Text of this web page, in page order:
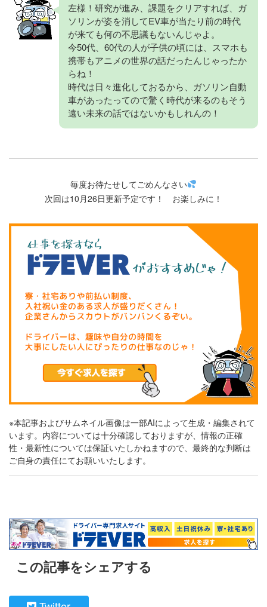
左様！研究が進み、課題をクリアすれば、ガ
ソリンが姿を消してEV車が当たり前の時代
が来ても何の不思議もないんじゃよ。
今50代、60代の人が子供の頃には、スマホも
携帯もアニメの世界の話だったんじゃったか
らね！
時代は日々進化しておるから、ガソリン自動
車があったってので驚く時代が来るのもそう
遠い未来の話ではないかもしれんの！
毎度お待たせしてごめんなさい
次回は10月26日更新予定です！ お楽しみに！
※本記事およびサムネイル画像は一部AIによって生成・編集されて
います。内容については十分確認しておりますが、情報の正確
性・最新性については保証いたしかねますので、最終的な判断は
ご自身の責任にてお願いいたします。
この記事をシェアする